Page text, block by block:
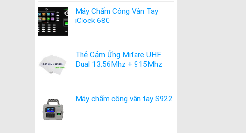
Máy Chấm Công Vân Tay
iClock 680
Thẻ Cảm Ứng Mifare UHF
Dual 13.56Mhz + 915Mhz
Máy chấm công vân tay S922